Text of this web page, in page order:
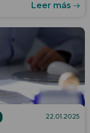
Leer más
22.01.2025